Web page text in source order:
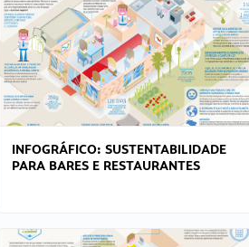
INFOGRÁFICO: SUSTENTABILIDADE
PARA BARES E RESTAURANTES